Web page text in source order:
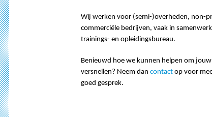
Wij werken voor (semi-)overheden, non-
commerciële bedrijven, vaak in
trainings- en opleidingsbureau.
Benieuwd hoe we kunnen helpen om
versnellen? Neem dan contact op voor
goed gesprek.